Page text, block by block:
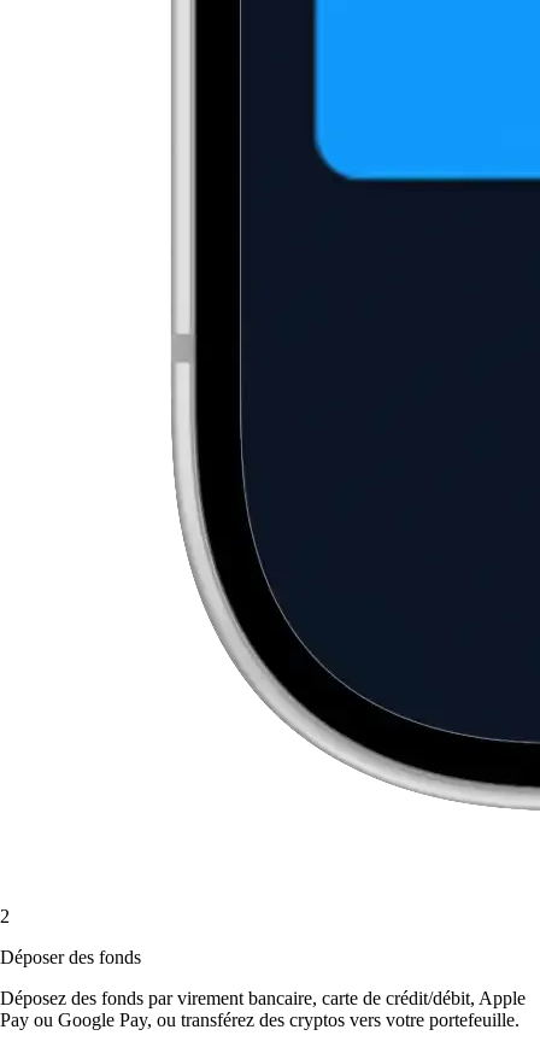
2
Déposer des fonds
Déposez des fonds par virement bancaire, carte de crédit/débit, Apple
Pay ou Google Pay, ou transférez des cryptos vers votre portefeuille.